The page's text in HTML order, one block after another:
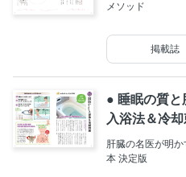
メソッド
掲載誌
● 睡眠の質
入浴法＆冷
肝臓の名医が明
本 決定版